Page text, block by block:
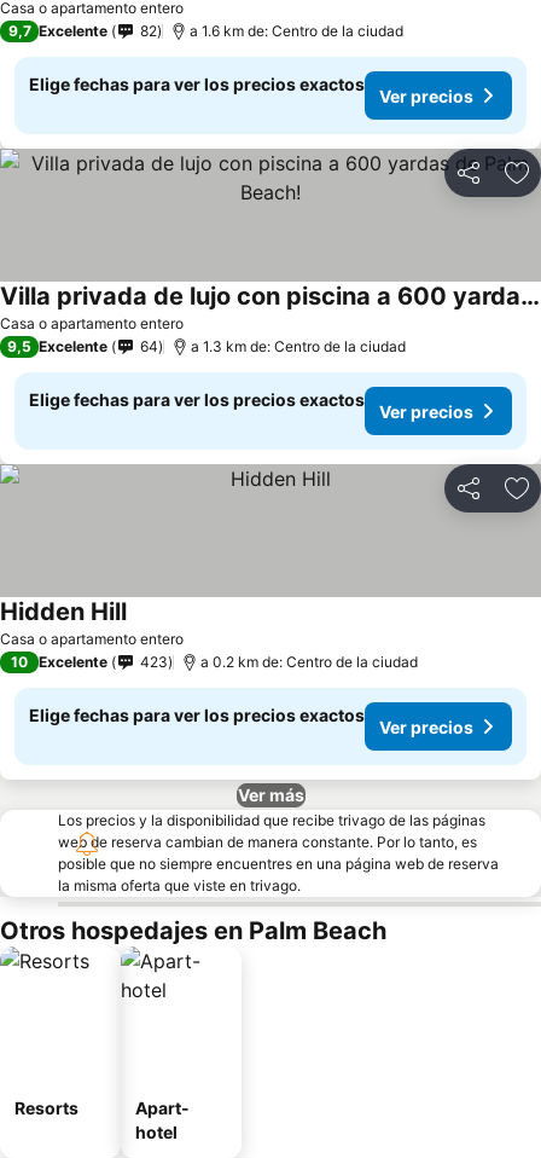
Casa o apartamento entero
9,7 Excelente 82 a 1.6 km de: Centro de la ciudad
Elige fechas para ver los precios exactos
Ver precios
Compartir
Casa o apartamento entero
Villa privada de lujo con piscina a 600 yardas de Palm Beach!
9,5 Excelente 64 a 1.3 km de: Centro de la ciudad
Elige fechas para ver los precios exactos
Ver precios
Compartir
Casa o apartamento entero
Hidden Hill
10 Excelente 423 a 0.2 km de: Centro de la ciudad
Elige fechas para ver los precios exactos
Ver precios
Ver más
Los precios y la disponibilidad que recibe trivago de las páginas
web de reserva cambian de manera constante. Por lo tanto, es
posible que no siempre encuentres en una página web de reserva
la misma oferta que viste en trivago.
Otros hospedajes en Palm Beach
Resorts
Apart-
hotel